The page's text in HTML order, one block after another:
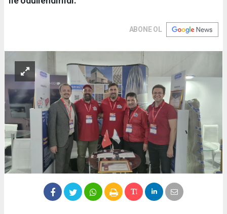
ABONE OL